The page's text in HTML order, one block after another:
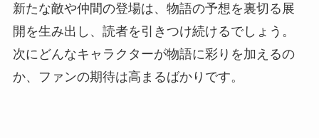
新たな敵や仲間の登場は、物語の予想を裏切る展
開を生み出し、読者を引きつけ続けるでしょう。
次にどんなキャラクターが物語に彩りを加えるの
か、ファンの期待は高まるばかりです。